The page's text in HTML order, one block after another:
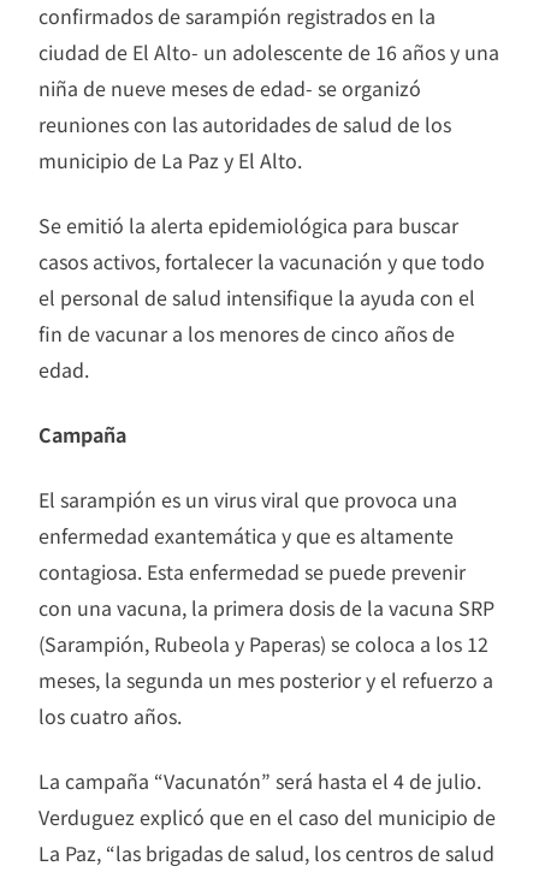
confirmados de sarampión registrados en la
ciudad de El Alto- un adolescente de 16 años y una
niña de nueve meses de edad- se organizó
reuniones con las autoridades de salud de los
municipio de La Paz y El Alto.
Se emitió la alerta epidemiológica para buscar
casos activos, fortalecer la vacunación y que todo
el personal de salud intensifique la ayuda con el
fin de vacunar a los menores de cinco años de
edad.
Campaña
El sarampión es un virus viral que provoca una
enfermedad exantemática y que es altamente
contagiosa. Esta enfermedad se puede prevenir
con una vacuna, la primera dosis de la vacuna SRP
(Sarampión, Rubeola y Paperas) se coloca a los 12
meses, la segunda un mes posterior y el refuerzo a
los cuatro años.
La campaña “Vacunatón” será hasta el 4 de julio.
Verduguez explicó que en el caso del municipio de
La Paz, “las brigadas de salud, los centros de salud